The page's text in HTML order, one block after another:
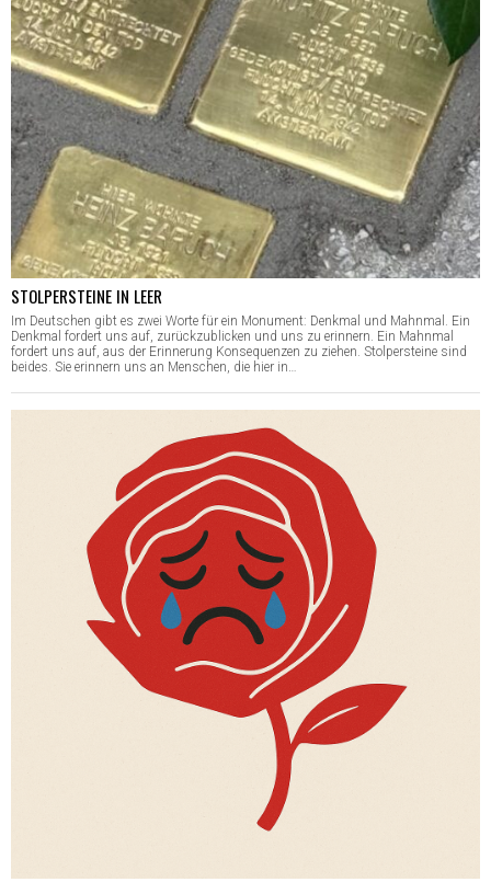
STOLPERSTEINE IN LEER
Im Deutschen gibt es zwei Worte für ein Monument: Denkmal und Mahnmal. Ein
Denkmal fordert uns auf, zurückzublicken und uns zu erinnern. Ein Mahnmal
fordert uns auf, aus der Erinnerung Konsequenzen zu ziehen. Stolpersteine sind
beides. Sie erinnern uns an Menschen, die hier in…